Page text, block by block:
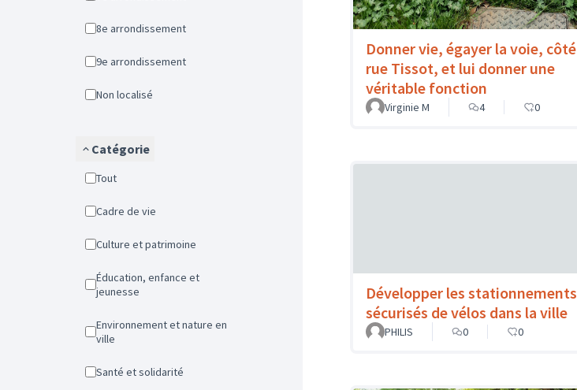
8e arrondissement
9e arrondissement
Non localisé
Catégorie
Tout
Cadre de vie
Culture et patrimoine
Éducation, enfance et
jeunesse
Environnement et nature en
ville
Santé et solidarité
Donner vie, égayer la voie, côté
rue Tissot, et lui donner une
véritable fonction
Virginie M 4 0
Développer les stationnements
sécurisés de vélos dans la ville
PHILIS
0 0